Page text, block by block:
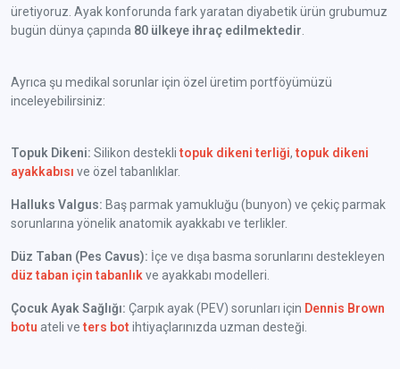
üretiyoruz. Ayak konforunda fark yaratan diyabetik ürün grubumuz
bugün dünya çapında 80 ülkeye ihraç edilmektedir
Ayrıca şu medikal sorunlar için özel üretim portföyümüzü
inceleyebilirsiniz:
Topuk Dikeni: Silikon desteklitopuk dikeni terliği,topuk dikeni
ayakkabısı ve özel tabanlıklar.
Halluks Valgus: Baş parmak yamukluğu (bunyon) ve çekiç parmak
sorunlarına yönelik anatomik ayakkabı ve terlikler.
Düz Taban (Pes Cavus): İçe ve dışa basma sorunlarını destekleyen
düz taban için tabanlık ve ayakkabı modelleri.
Çocuk Ayak Sağlığı: Çarpık ayak (PEV) sorunları için Dennis Brown
botu ateli veters bot ihtiyaçlarınızda uzman desteği.